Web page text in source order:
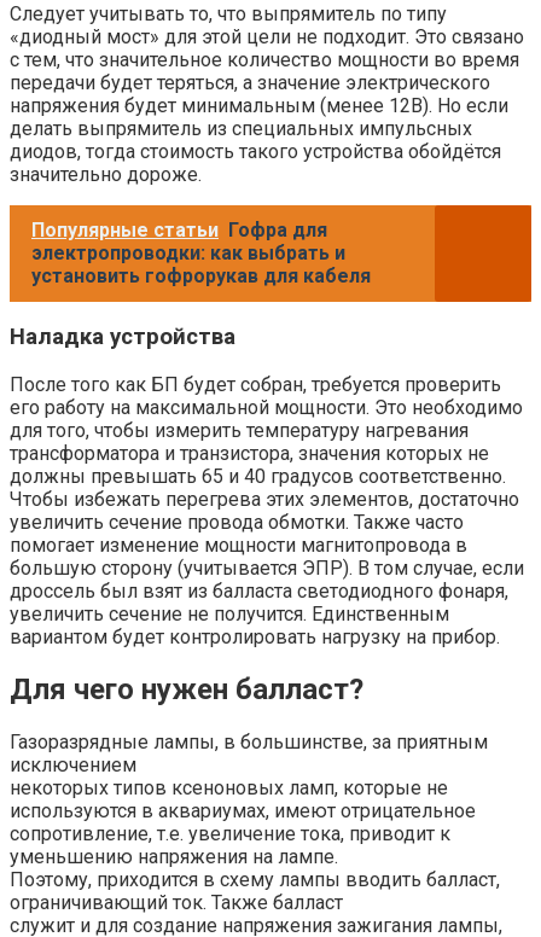
Следует учитывать то, что выпрямитель по типу
«диодный мост» для этой цели не подходит. Это связано
с тем, что значительное количество мощности во время
передачи будет теряться, а значение электрического
напряжения будет минимальным (менее 12В). Но если
делать выпрямитель из специальных импульсных
диодов, тогда стоимость такого устройства обойдётся
значительно дороже.
Популярные статьи Гофра для
электропроводки: как выбрать и
установить гофрорукав для кабеля
Наладка устройства
После того как БП будет собран, требуется проверить
его работу на максимальной мощности. Это необходимо
для того, чтобы измерить температуру нагревания
трансформатора и транзистора, значения которых не
должны превышать 65 и 40 градусов соответственно.
Чтобы избежать перегрева этих элементов, достаточно
увеличить сечение провода обмотки. Также часто
помогает изменение мощности магнитопровода в
большую сторону (учитывается ЭПР). В том случае, если
дроссель был взят из балласта светодиодного фонаря,
увеличить сечение не получится. Единственным
вариантом будет контролировать нагрузку на прибор.
Для чего нужен балласт?
Газоразрядные лампы, в большинстве, за приятным
исключением
некоторых типов ксеноновых ламп, которые не
используются в аквариумах, имеют отрицательное
сопротивление, т.е. увеличение тока, приводит к
уменьшению напряжения на лампе.
Поэтому, приходится в схему лампы вводить балласт,
ограничивающий ток. Также балласт
служит и для создание напряжения зажигания лампы,